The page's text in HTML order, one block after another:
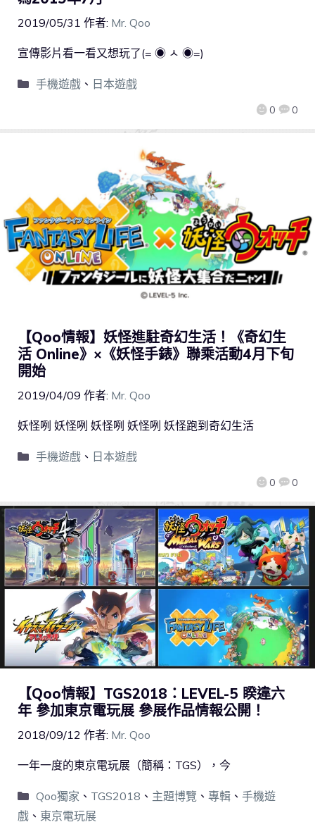
2019/05/31 作者: Mr. Qoo
0 0
宣傳影片看一看又想玩了(= ◉ ㅅ ◉=)
手機遊戲、 日本遊戲
【Qoo情報】妖怪進駐奇幻生活！《奇幻生
活 Online》×《妖怪手錶》聯乘活動4月下旬
開始
2019/04/09 作者: Mr. Qoo
0 0
妖怪咧 妖怪咧 妖怪咧 妖怪咧 妖怪跑到奇幻生活
手機遊戲、 日本遊戲
【Qoo情報】TGS2018：LEVEL-5 睽違六
年 參加東京電玩展 參展作品情報公開！
2018/09/12 作者: Mr. Qoo
一年一度的東京電玩展（簡稱：TGS），今
Qoo獨家 、 TGS2018 、 主題博覽 、 專輯、 手機遊
戲 、 東京電玩展